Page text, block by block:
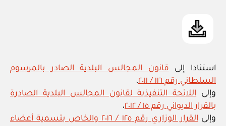
استنادا إلى قانون المجالس البلدية الصادر بالمرسوم
السلطاني رقم ١١٦ / ٢٠١١
،
وإلى اللائحة التنفيذية لقانون المجالس البلدية الصادرة
بالقرار الديواني رقم ١٥ / ٢٠١٢
،
وإلى
القرار الوزاري رقم ١٢٥ / ٢٠١٦ والخاص بتسمية أعضاء